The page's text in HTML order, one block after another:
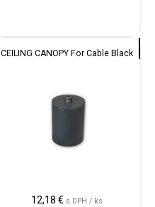
CEILING CANOPY For Cable Black
12,18 € s DPH / ks